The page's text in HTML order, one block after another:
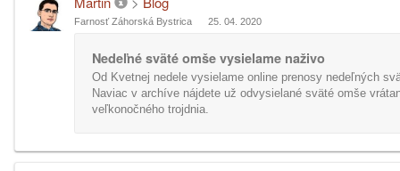
Farnosť Záhorská Bystrica 25. 04. 2020
Nedeľné sväté omše vysielame naživo
Od Kvetnej nedele vysielame online prenosy nedeľných
Naviac v archíve nájdete už odvysielané sväté omše
veľkonočného trojdnia.